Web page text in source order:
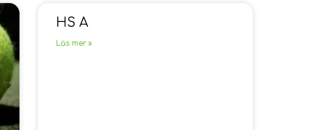
HS A
Läs mer »